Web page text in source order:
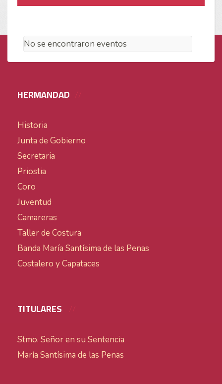
No se encontraron eventos
HERMANDAD
Historia
Junta de Gobierno
Secretaria
Priostia
Coro
Juventud
Camareras
Taller de Costura
Banda María Santísima de las Penas
Costalero y Capataces
TITULARES
Stmo. Señor en su Sentencia
María Santísima de las Penas